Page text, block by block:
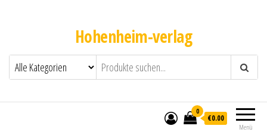
Hohenheim-verlag
Menü
0
€0.00